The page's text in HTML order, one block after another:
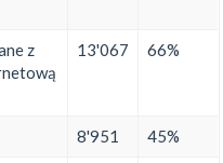
z
13'067 66%
8'951 45%